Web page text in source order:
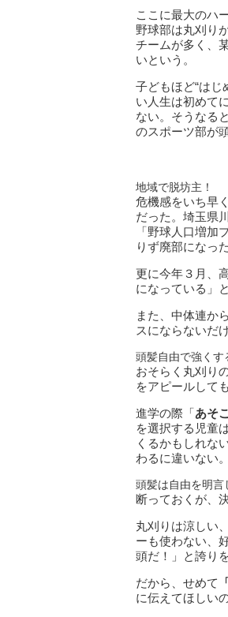
ここに最大のハ
野球部は丸刈り
チームが多く、
いという。
子どもほど“は
い人生は初めて
ない。そうなる
のスポーツ部が
地域で脱坊主！
危機感をいち早
だった。埼玉県
「野球人口増加
りず廃部になっ
更に今年３月、
になっている」
また、中体連か
スにならないだ
頭髪自由で強くす
おそらく丸刈り
をアピールして
進学の際「あそ
を選択する児童
くるかもしれな
わるに違いない。
頭髪は自由を明言
断っておくが、
丸刈りは涼しい
ーも使わない、
頭だ！」と誇り
だから、せめて
に伝えてほしい